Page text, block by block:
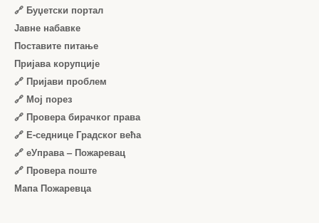
🔗 Буџетски портал
Јавне набавке
Поставите питање
Пријава корупције
🔗 Пријави проблем
🔗 Мој порез
🔗 Провера бирачког права
🔗 Е-седнице Градског већа
🔗 еУправа – Пожаревац
🔗 Провера поште
Мапа Пожаревца